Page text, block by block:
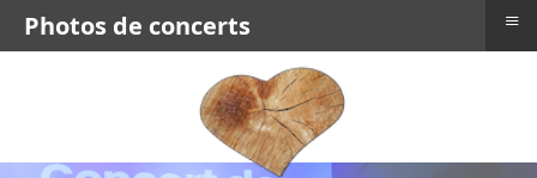
Photos de concerts ≡